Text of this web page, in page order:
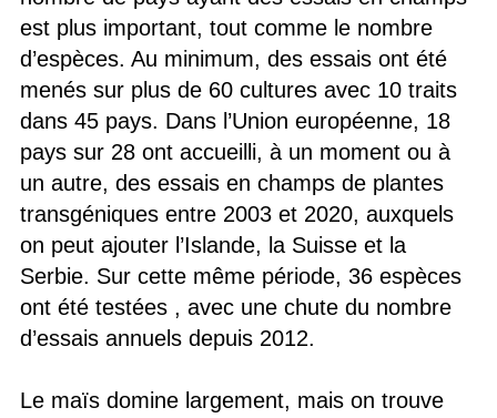
est plus important, tout comme le nombre
d’espèces. Au minimum, des essais ont été
menés sur plus de 60 cultures avec 10 traits
dans 45 pays. Dans l’Union européenne, 18
pays sur 28 ont accueilli, à un moment ou à
un autre, des essais en champs de plantes
transgéniques entre 2003 et 2020, auxquels
on peut ajouter l’Islande, la Suisse et la
Serbie. Sur cette même période, 36 espèces
ont été testées , avec une chute du nombre
d’essais annuels depuis 2012.
Le maïs domine largement, mais on trouve